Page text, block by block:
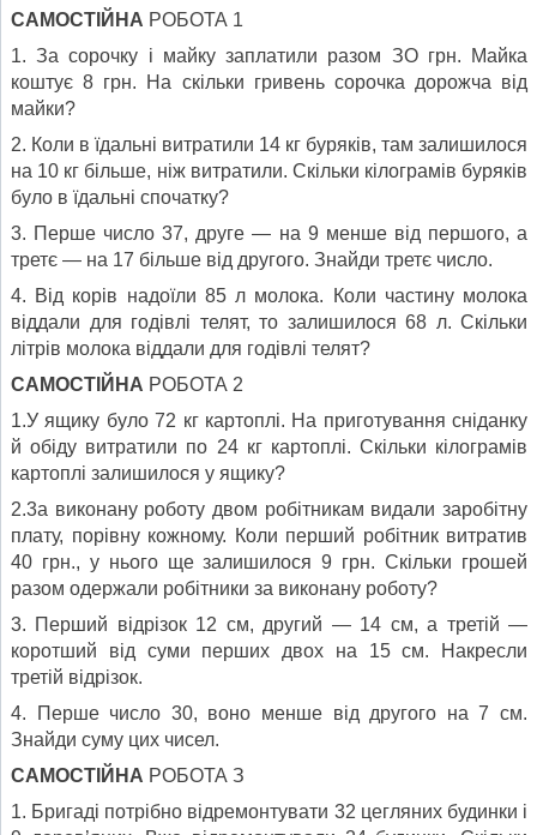
САМОСТІЙНА РОБОТА 1
1. За сорочку і майку заплатили разом ЗО грн. Майка
коштує 8 грн. На скільки гривень сорочка дорожча від
майки?
2. Коли в їдальні витратили 14 кг буряків, там залишилося
на 10 кг більше, ніж витратили. Скільки кілограмів буряків
було в їдальні спочатку?
3. Перше число 37, друге — на 9 менше від першого, а
третє — на 17 більше від другого. Знайди третє число.
4. Від корів надоїли 85 л молока. Коли частину молока
віддали для годівлі телят, то залишилося 68 л. Скільки
літрів молока віддали для годівлі телят?
САМОСТІЙНА РОБОТА 2
1.У ящику було 72 кг картоплі. На приготування сніданку
й обіду витратили по 24 кг картоплі. Скільки кілограмів
картоплі залишилося у ящику?
2.3а виконану роботу двом робітникам видали заробітну
плату, порівну кожному. Коли перший робітник витратив
40 грн., у нього ще залишилося 9 грн. Скільки грошей
разом одержали робітники за виконану роботу?
3. Перший відрізок 12 см, другий — 14 см, а третій —
коротший від суми перших двох на 15 см. Накресли
третій відрізок.
4. Перше число 30, воно менше від другого на 7 см.
Знайди суму цих чисел.
САМОСТІЙНА РОБОТА З
1. Бригаді потрібно відремонтувати 32 цегляних будинки і